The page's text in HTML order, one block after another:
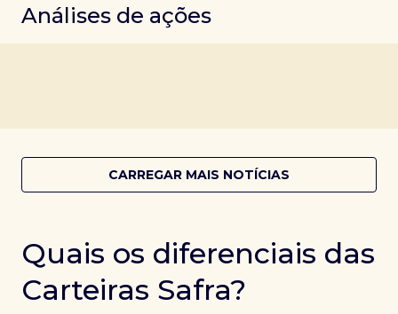
Análises de ações
CARREGAR MAIS NOTÍCIAS
Quais os diferenciais das
Carteiras Safra?